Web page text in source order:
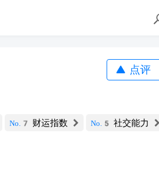
点评
No.7 财运指数 No.5 社交能力